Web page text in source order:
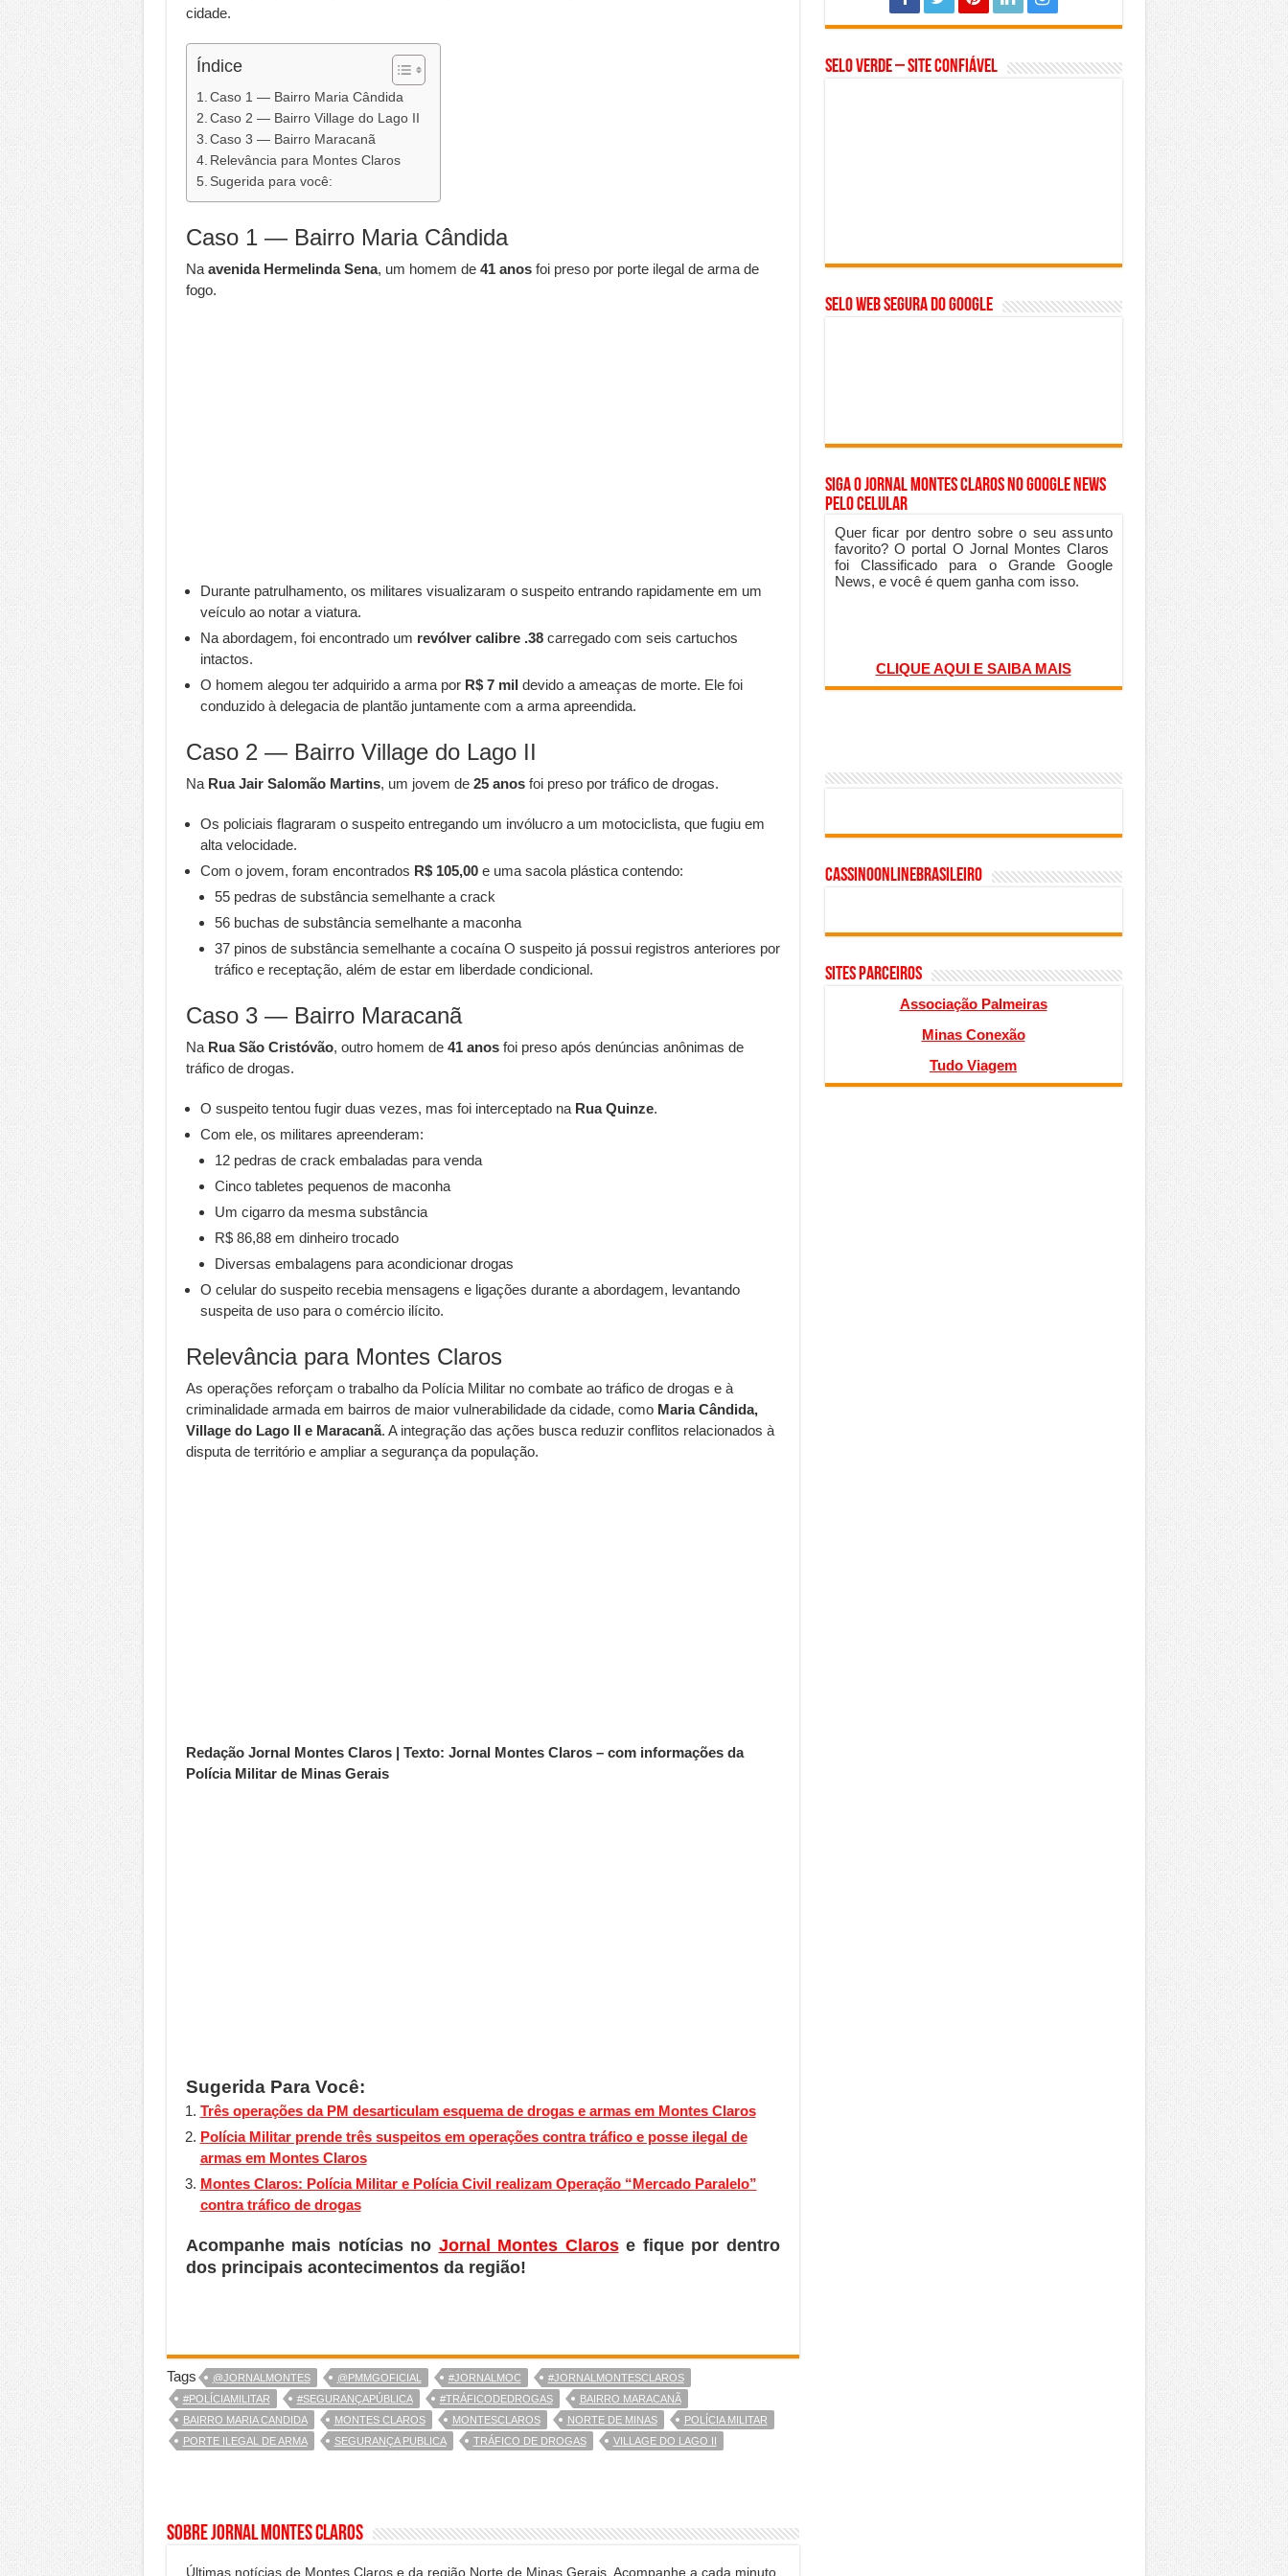
cidade.
Índice
Caso 1 — Bairro Maria Cândida
Caso 2 — Bairro Village do Lago II
Caso 3 — Bairro Maracanã
Relevância para Montes Claros
Sugerida para você:
Caso 1 — Bairro Maria Cândida
Na avenida Hermelinda Sena, um homem de 41 anosfoi preso por porte ilegal de arma de
fogo.
Durante patrulhamento, os militares visualizaram o suspeito entrando rapidamente em um
veículo ao notar a viatura.
Na abordagem, foi encontrado um revólver calibre .38carregado com seis cartuchos
intactos.
O homem alegou ter adquirido a arma por R$ 7 mil devido a ameaças de morte. Ele foi
conduzido à delegacia de plantão juntamente com a arma apreendida.
Caso 2 — Bairro Village do Lago II
Na Rua Jair Salomão Martins, um jovem de 25 anosfoi preso por tráfico de drogas.
Os policiais flagraram o suspeito entregando um invólucro a um motociclista, que fugiu em
alta velocidade.
Com o jovem, foram encontrados R$ 105,00e uma sacola plástica contendo:
55 pedras de substância semelhante a crack
56 buchas de substância semelhante a maconha
37 pinos de substância semelhante a cocaína O suspeito já possui registros anteriores por
tráfico e receptação, além de estar em liberdade condicional.
Caso 3 — Bairro Maracanã
Na Rua São Cristóvão, outro homem de 41 anosfoi preso após denúncias anônimas de
tráfico de drogas.
O suspeito tentou fugir duas vezes, mas foi interceptado na Rua Quinze.
Com ele, os militares apreenderam:
12 pedras de crack embaladas para venda
Cinco tabletes pequenos de maconha
Um cigarro da mesma substância
R$ 86,88 em dinheiro trocado
Diversas embalagens para acondicionar drogas
O celular do suspeito recebia mensagens e ligações durante a abordagem, levantando
suspeita de uso para o comércio ilícito.
Relevância para Montes Claros
As operações reforçam o trabalho da Polícia Militar no combate ao tráfico de drogas e à
criminalidade armada em bairros de maior vulnerabilidade da cidade, como Maria Cândida,
Village do Lago II e Maracanã. A integração das ações busca reduzir conflitos relacionados à
disputa de território e ampliar a segurança da população.
Redação Jornal Montes Claros | Texto: Jornal Montes Claros – com informações da
Polícia Militar de Minas Gerais
Sugerida Para Você:
Três operações da PM desarticulam esquema de drogas e armas em Montes Claros
Polícia Militar prende três suspeitos em operações contra tráfico e posse ilegal de
armas em Montes Claros
Montes Claros: Polícia Militar e Polícia Civil realizam Operação “Mercado Paralelo”
contra tráfico de drogas
Acompanhe mais notícias no Jornal Montes Clarose fique por dentro
dos principais acontecimentos da região!
Tags @JORNALMONTES @PMMGOFICIAL #JORNALMOC
#JORNALMONTESCLAROS
#POLÍCIAMILITAR
#SEGURANÇAPÚBLICA #TRÁFICODEDROGAS
BAIRRO MARACANÃ
BAIRRO MARIA CANDIDA
MONTES CLAROS MONTESCLAROS NORTE DE MINAS
POLÍCIA MILITAR
PORTE ILEGAL DE ARMA
SEGURANÇA PUBLICA TRÁFICO DE DROGAS VILLAGE DO LAGO II
Sobre Jornal Montes Claros
Últimas notícias de Montes Claros e da região Norte de Minas Gerais. Acompanhe a cada minuto
Selo Verde – Site Confiável
SELO WEB SEGURA do GOOGLE
Siga o Jornal Montes Claros no Google News
pelo Celular
Quer ficar por dentro sobre o seu assunto
favorito? O portal O Jornal Montes Claros
foi Classificado para o Grande Google
News, e você é quem ganha com isso.
CLIQUE AQUI E SAIBA MAIS
cassinoonlinebrasileiro
SITES PARCEIROS
Associação Palmeiras
Minas Conexão
Tudo Viagem